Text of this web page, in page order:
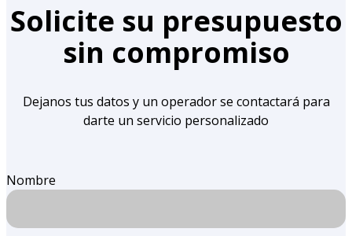
Solicite su presupuesto
sin compromiso
Dejanos tus datos y un operador se contactará para
darte un servicio personalizado
Nombre